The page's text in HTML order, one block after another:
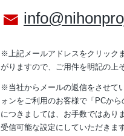
※上記メールアドレスをクリック
がりますので、ご用件を明記の上
※当社からメールの返信をさせて
ォンをご利用のお客様で「PCか
につきましては、お手数ではあり
受信可能な設定にしていただきま